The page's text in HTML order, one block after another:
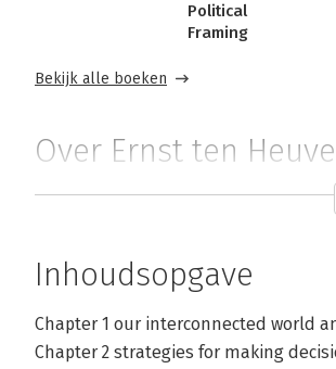
Political
Framing
Bekijk alle boeken
Over Ernst ten
Ernst ten
Rotterdam.
Inhoudsopgave
Chapter 1 our interconnected world
Chapter 2 strategies for making